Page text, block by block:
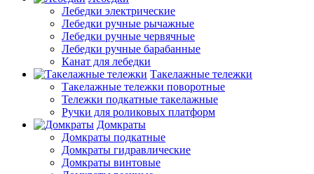
Лебедки электрические
Лебедки ручные рычажные
Лебедки ручные червячные
Лебедки ручные барабанные
Канат для лебедки
Такелажные тележки
Такелажные тележки поворотные
Тележки подкатные такелажные
Ручки для роликовых платформ
Домкраты
Домкраты подкатные
Домкраты гидравлические
Домкраты винтовые